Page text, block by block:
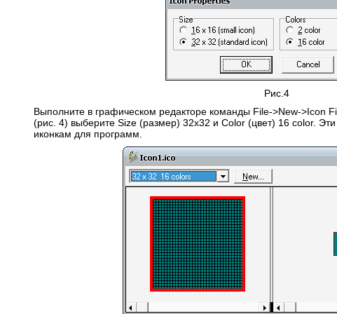
Рис.4
Выполните в графическом редакторе команды File->New->Icon
(рис. 4) выберите Size (размер) 32x32 и Color (цвет) 16 color. Эти
иконкам для программ.